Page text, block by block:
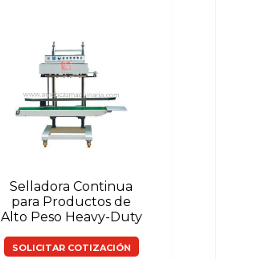
Selladora Continua
para Productos de
Alto Peso Heavy-Duty
SOLICITAR COTIZACIÓN